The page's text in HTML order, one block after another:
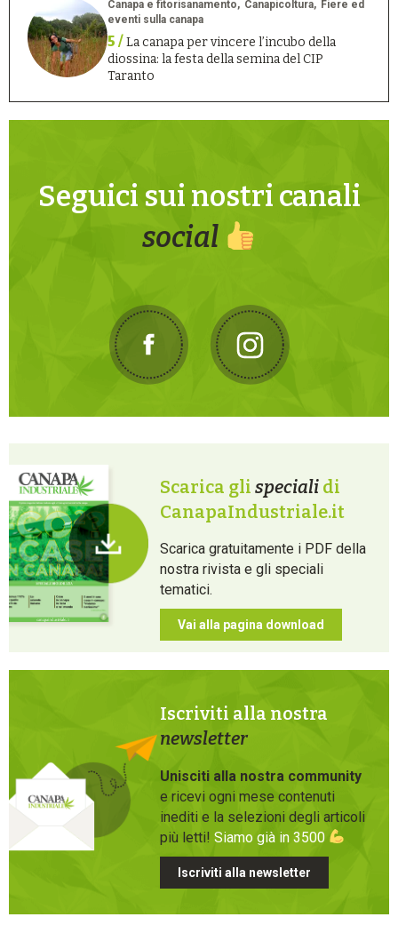
Canapa e fitorisanamento Canapicoltura
Fiere ed
eventi sulla canapa
5 /La canapa per vincere l’incubo della
diossina: la festa della semina del CIP
Taranto
Seguici sui nostri canali
social
Scarica gli speciali di
CanapaIndustriale.it
Scarica gratuitamente i PDF della
nostra rivista e gli speciali
tematici.
Vai alla pagina download
Iscriviti alla nostra
newsletter
Unisciti alla nostra community
e ricevi ogni mese contenuti
inediti e la selezioni degli articoli
più letti! Siamo già in 3500
Iscriviti alla newsletter